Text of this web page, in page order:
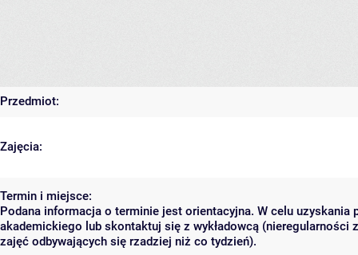
Przedmiot:
Zajęcia:
Termin i miejsce:
Podana informacja o terminie jest orientacyjna. W celu
akademickiego lub skontaktuj się z wykładowcą (nieregularności
zajęć odbywających się rzadziej niż co tydzień).